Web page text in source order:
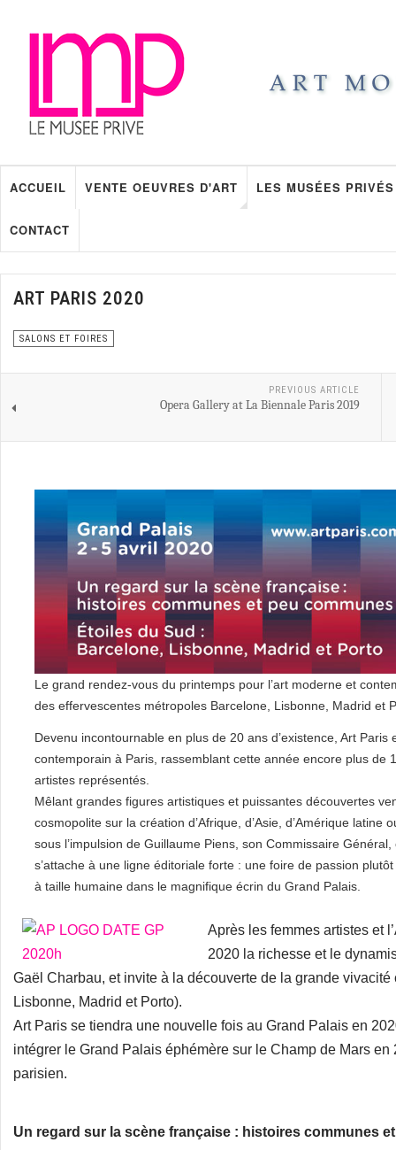
ACCUEIL VENTE OEUVRES D'ART LES MUSÉES PRIVÉS
CONTACT
ART PARIS 2020
SALONS ET FOIRES
PREVIOUS ARTICLE
Opera Gallery at La Biennale Paris 2019
Le grand rendez-vous du printemps pour l’art moderne et
des effervescentes métropoles Barcelone, Lisbonne, Madrid et
Devenu incontournable en plus de 20 ans d’existence, Art
contemporain à Paris, rassemblant cette année encore plus
artistes représentés.
Mêlant grandes figures artistiques et puissantes découvertes
cosmopolite sur la création d’Afrique, d’Asie, d’Amérique
sous l’impulsion de Guillaume Piens, son Commissaire
s’attache à une ligne éditoriale forte : une foire de passion
à taille humaine dans le magnifique écrin du Grand Palais.
Après les femmes artistes et
2020 la richesse et le
Gaël Charbau, et invite à la découverte de la grande
Lisbonne, Madrid et Porto).
Art Paris se tiendra une nouvelle fois au Grand Palais en
intégrer le Grand Palais éphémère sur le Champ de Mars
parisien.
Un regard sur la scène française : histoires communes